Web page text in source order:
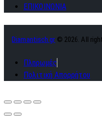
ΕΠΙΚΟΙΝΩΝΙΑ
Diamantisch.gr © 2026. All
Πληρωμές
Πολιτική Απορρήτου